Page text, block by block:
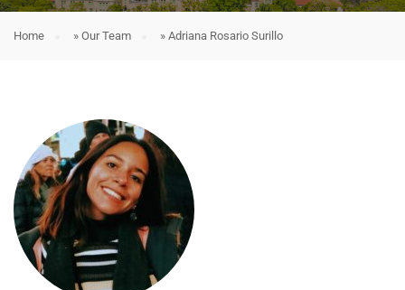
Home » Our Team » Adriana Rosario Surillo